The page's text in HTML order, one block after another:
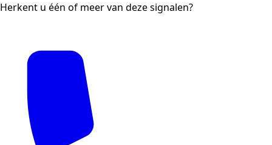
Herkent u één of meer van deze signalen?